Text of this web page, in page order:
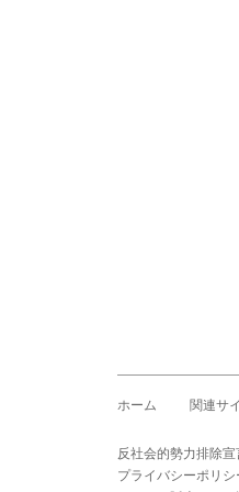
ホーム 関連サ
反社会的勢力排除宣
プライバシーポリシ